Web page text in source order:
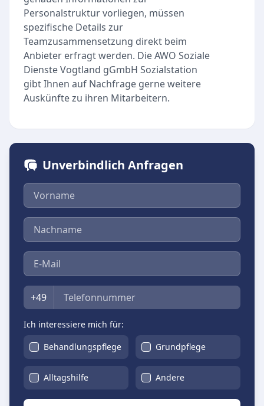
Personalstruktur vorliegen, müssen
spezifische Details zur
Teamzusammensetzung direkt beim
Anbieter erfragt werden. Die AWO Soziale
Dienste Vogtland gGmbH Sozialstation
gibt Ihnen auf Nachfrage gerne weitere
Auskünfte zu ihren Mitarbeitern.
Unverbindlich Anfragen
Vorname
Nachname
E-Mail
Telefon
+49
Ich interessiere mich für:
Behandlungspflege
Grundpflege
Alltagshilfe Andere